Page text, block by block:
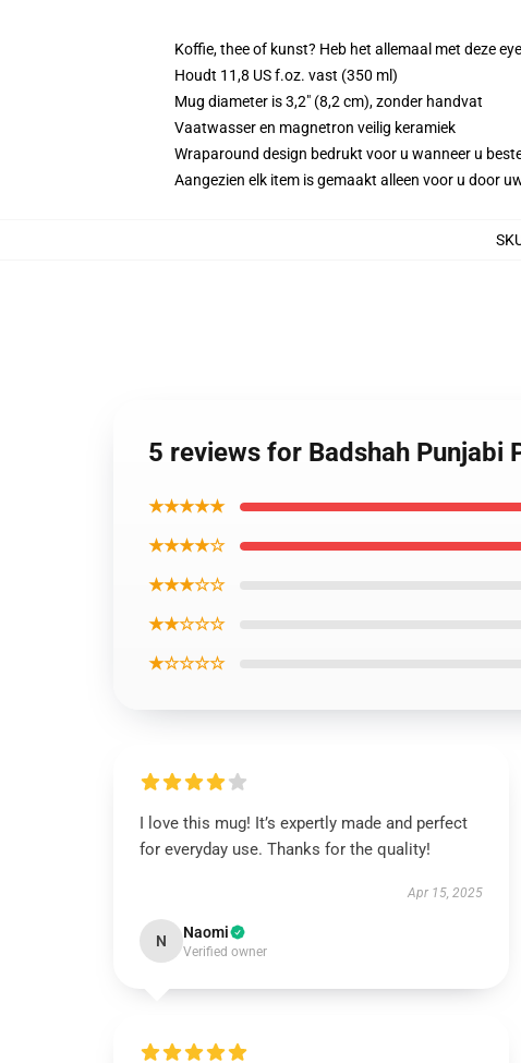
Koffie, thee of kunst? Heb het allemaal met deze
Houdt 11,8 US f.oz. vast (350 ml)
Mug diameter is 3,2" (8,2 cm), zonder handvat
Vaatwasser en magnetron veilig keramiek
Wraparound design bedrukt voor u wanneer u
Aangezien elk item is gemaakt alleen voor u door
5 reviews for Badshah Punjabi
★★★★★
★★★★☆
★★★☆☆
★★☆☆☆
★☆☆☆☆
I love this mug! It’s expertly made and perfect
for everyday use. Thanks for the quality!
Apr 15, 2025
N Naomi
Verified owner